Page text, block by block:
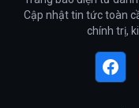
Cập nhật tin tức toàn
chính trị,